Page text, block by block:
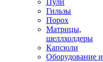
Пули
Гильзы
Порох
Матрицы,
шеллхолдеры
Капсюли
Оборудование и